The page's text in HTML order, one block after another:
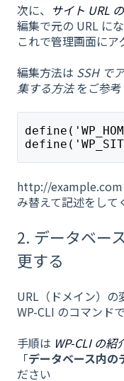
次に、 サイト URL
編集で元の URL に
これで管理画面にア
編集方法は SSH で
集する方法をご参考
http://example.com
み替えて記述をして
2. データベー
更する
URL（ドメイン）
WP-CLI のコマンド
手順は WP-CLI の
「データベース内
ださい